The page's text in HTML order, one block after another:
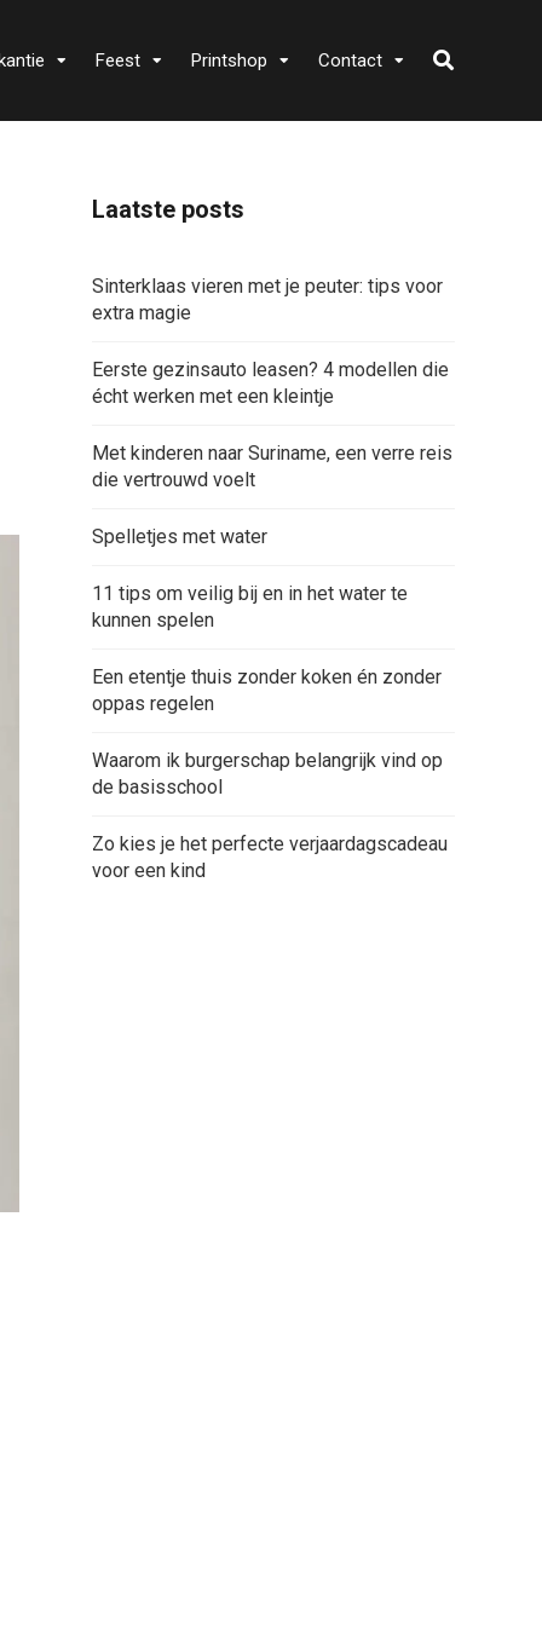
Feest Printshop Contact
Laatste posts
Sinterklaas vieren met je peuter: tips voor
extra magie
Eerste gezinsauto leasen? 4 modellen die
écht werken met een kleintje
Met kinderen naar Suriname, een verre reis
die vertrouwd voelt
Spelletjes met water
11 tips om veilig bij en in het water te
kunnen spelen
Een etentje thuis zonder koken én zonder
oppas regelen
Waarom ik burgerschap belangrijk vind op
de basisschool
Zo kies je het perfecte verjaardagscadeau
voor een kind